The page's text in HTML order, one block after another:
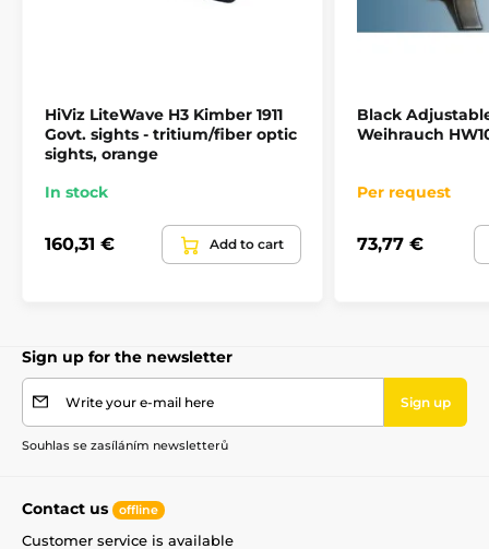
HiViz LiteWave H3 Kimber 1911
Govt. sights - tritium/fiber optic
sights, orange
In stock
160,31 € Add to cart
Black
Weihrauch
Per request
73,77 €
Sign up for the newsletter
Write your e-mail here Sign up
Souhlas se zasíláním newsletterů
Contact us offline
Customer service is available